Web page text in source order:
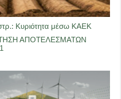
Κυριότητα μέσω ΚΑΕΚ
ΑΠΟΤΕΛΕΣΜΑΤΩΝ